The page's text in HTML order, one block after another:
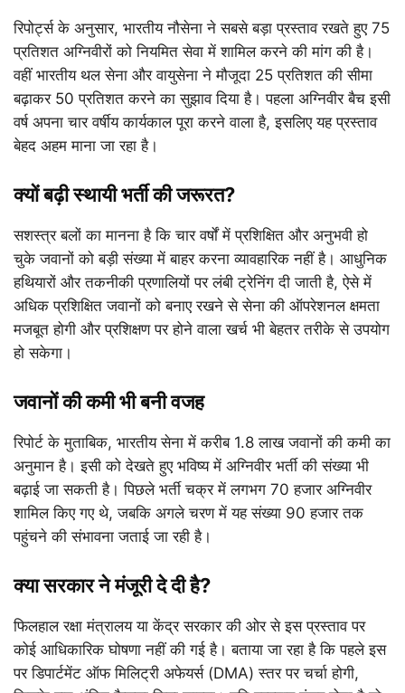
रिपोर्ट्स के अनुसार, भारतीय नौसेना ने सबसे बड़ा प्रस्ताव रखते हुए 75
प्रतिशत अग्निवीरों को नियमित सेवा में शामिल करने की मांग की है।
वहीं भारतीय थल सेना और वायुसेना ने मौजूदा 25 प्रतिशत की सीमा
बढ़ाकर 50 प्रतिशत करने का सुझाव दिया है। पहला अग्निवीर बैच इसी
वर्ष अपना चार वर्षीय कार्यकाल पूरा करने वाला है, इसलिए यह प्रस्ताव
बेहद अहम माना जा रहा है।
क्यों बढ़ी स्थायी भर्ती की जरूरत?
सशस्त्र बलों का मानना है कि चार वर्षों में प्रशिक्षित और अनुभवी हो
चुके जवानों को बड़ी संख्या में बाहर करना व्यावहारिक नहीं है। आधुनिक
हथियारों और तकनीकी प्रणालियों पर लंबी ट्रेनिंग दी जाती है, ऐसे में
अधिक प्रशिक्षित जवानों को बनाए रखने से सेना की ऑपरेशनल क्षमता
मजबूत होगी और प्रशिक्षण पर होने वाला खर्च भी बेहतर तरीके से उपयोग
हो सकेगा।
जवानों की कमी भी बनी वजह
रिपोर्ट के मुताबिक, भारतीय सेना में करीब 1.8 लाख जवानों की कमी का
अनुमान है। इसी को देखते हुए भविष्य में अग्निवीर भर्ती की संख्या भी
बढ़ाई जा सकती है। पिछले भर्ती चक्र में लगभग 70 हजार अग्निवीर
शामिल किए गए थे, जबकि अगले चरण में यह संख्या 90 हजार तक
पहुंचने की संभावना जताई जा रही है।
क्या सरकार ने मंजूरी दे दी है?
फिलहाल रक्षा मंत्रालय या केंद्र सरकार की ओर से इस प्रस्ताव पर
कोई आधिकारिक घोषणा नहीं की गई है। बताया जा रहा है कि पहले इस
पर डिपार्टमेंट ऑफ मिलिट्री अफेयर्स (DMA) स्तर पर चर्चा होगी,